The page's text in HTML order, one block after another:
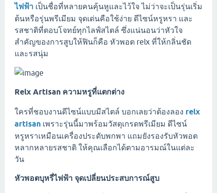
ไฟฟ้า เป็นชื่อที่หลายคนคุ้นหูและไว้ใจ ไม่ว่าจะเป็นรุ่นเริ่ม
ต้นหรือรุ่นพรีเมียม จุดเด่นคือใช้ง่าย ดีไซน์หรูหรา และ
รสชาติที่ตอบโจทย์ทุกไลฟ์สไตล์ ซึ่งแน่นอนว่าหัวใจ
สำคัญของการสูบให้ฟินก็คือ หัวพอต relx ที่ให้กลิ่นชัด
และรสนุ่ม
Relx Artisan ความหรูที่แตกต่าง
ใครที่ชอบงานดีไซน์แบบมีสไตล์ บอกเลยว่าต้องลอง relx
artisan เพราะรุ่นนี้มาพร้อมวัสดุเกรดพรีเมียม ดีไซน์
หรูหราเหมือนเครื่องประดับพกพา แถมยังรองรับหัวพอต
หลากหลายรสชาติ ให้คุณเลือกได้ตามอารมณ์ในแต่ละ
วัน
หัวพอตบุหรี่ไฟฟ้า จุดเปลี่ยนประสบการณ์สูบ